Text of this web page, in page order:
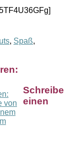
, Spaß,
von
Schreibe
einen